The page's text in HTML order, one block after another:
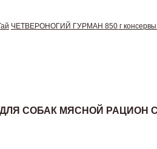
ЧЕТВЕРОНОГИЙ ГУРМАН 850 г консервы
СОБАК МЯСНОЙ РАЦИОН